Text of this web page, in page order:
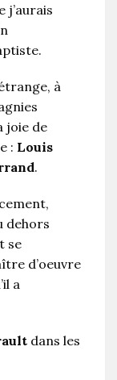
j’aurais
à
joie de
: Louis
.
dehors
se
d’oeuvre
a
dans les